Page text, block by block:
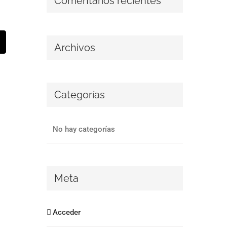
Archivos
Categorías
No hay categorías
Meta
Acceder